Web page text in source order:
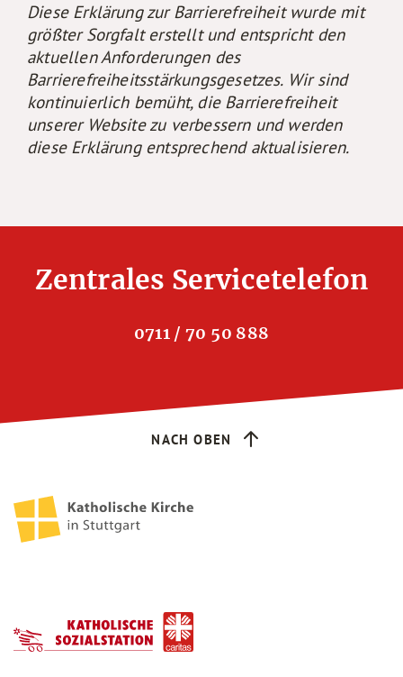
Diese Erklärung zur Barrierefreiheit wurde mit
größter Sorgfalt erstellt und entspricht den
aktuellen Anforderungen des
Barrierefreiheitsstärkungsgesetzes. Wir sind
kontinuierlich bemüht, die Barrierefreiheit
unserer Website zu verbessern und werden
diese Erklärung entsprechend aktualisieren.
Zentrales Servicetelefon
0711 / 70 50 888
NACH OBEN